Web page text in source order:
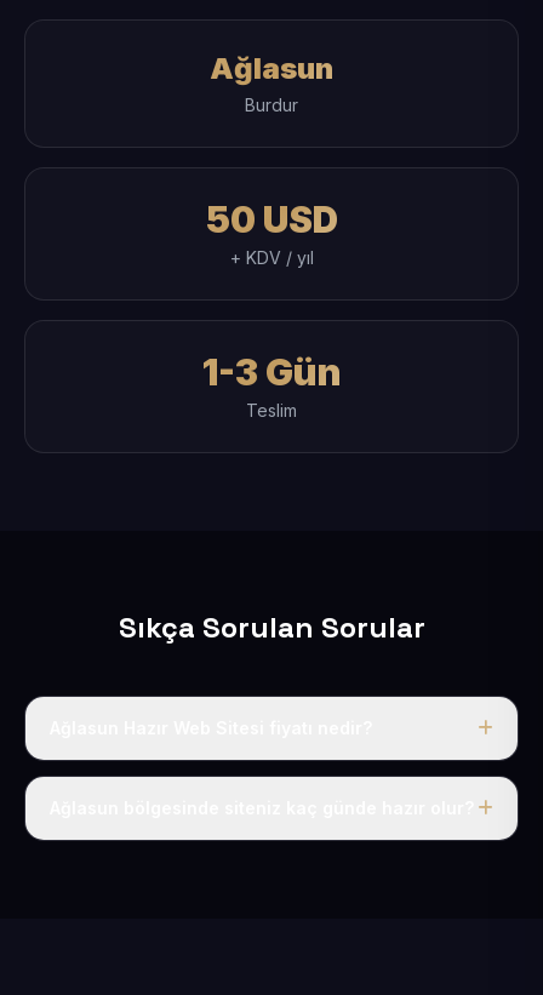
Ağlasun
Burdur
50 USD
+ KDV / yıl
1-3 Gün
Teslim
Sıkça Sorulan Sorular
Tek fiyat uygulanır: yıllık 50 USD + KDV. Bu bedele alan